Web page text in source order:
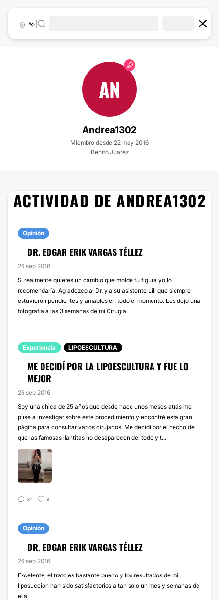
|
AN
Andrea1302
Miembro desde 22 may 2016
Benito Juarez
ACTIVIDAD DE ANDREA1302
Opinión
DR. EDGAR ERIK VARGAS TÉLLEZ
26 sep 2016
Si realmente quieres un cambio que molde tu figura yo lo
recomendaría. Agradezco al Dr. y a su asistente Lili que siempre
estuvieron pendientes y amables en todo el momento. Les dejo una
fotografía a las 3 semanas de mi Cirugia.
Experiencia LIPOESCULTURA
ME DECIDÍ POR LA LIPOESCULTURA Y FUE LO
MEJOR
26 sep 2016
Soy una chica de 25 años que desde hace unos meses atrás me
puse a investigar sobre este procedimiento y encontré esta gran
página para consultar varios cirujanos. Me decidí por el hecho de
que las famosas llantitas no desaparecen del todo y t...
34 8
Opinión
DR. EDGAR ERIK VARGAS TÉLLEZ
26 sep 2016
Excelente, el trato es bastante bueno y los resultados de mi
liposucción han sido satisfactorios a tan solo un mes y semanas de
ella.